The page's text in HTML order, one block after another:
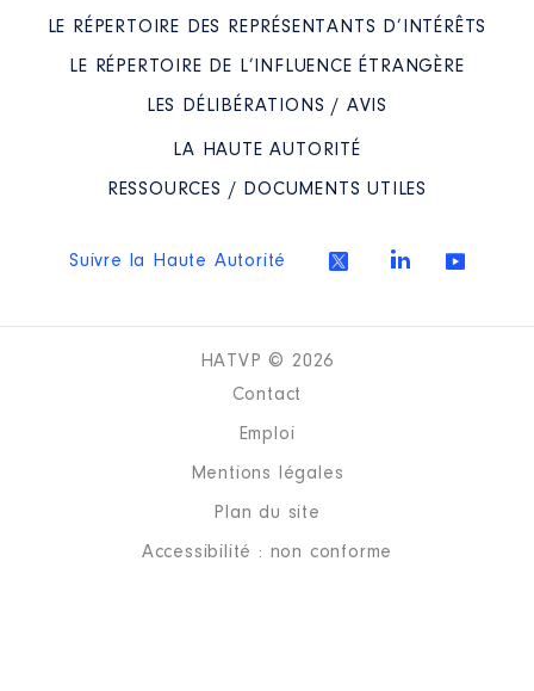
LE RÉPERTOIRE DES REPRÉSENTANTS D’INTÉRÊTS
LE RÉPERTOIRE DE L’INFLUENCE ÉTRANGÈRE
LES DÉLIBÉRATIONS / AVIS
LA HAUTE AUTORITÉ
RESSOURCES / DOCUMENTS UTILES
Suivre la Haute Autorité
HATVP © 2026
Contact
Emploi
Mentions légales
Plan du site
Accessibilité : non conforme